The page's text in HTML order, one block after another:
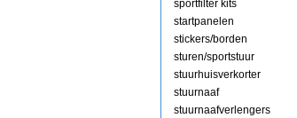
sportfilter kits
startpanelen
stickers/borden
sturen/sportstuur
stuurhuisverkorter
stuurnaaf
stuurnaafverlengers